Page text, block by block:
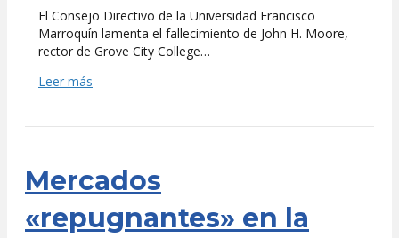
El Consejo Directivo de la Universidad Francisco
Marroquín lamenta el fallecimiento de John H. Moore,
rector de Grove City College…
Leer más
Mercados
«repugnantes» en la